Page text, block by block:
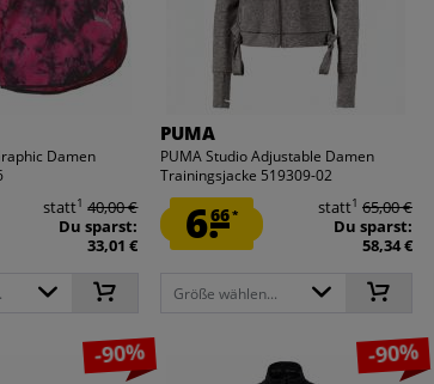
Damen
statt1 40,00 €
Du sparst:
33,01 €
PUMA
PUMA Studio Adjustable Damen
Trainingsjacke 519309-02
6.66* statt1 65,00 €
Du sparst:
58,34 €
Größe wählen...
-90% -90%